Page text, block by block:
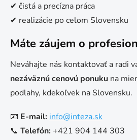
✔ čistá a precízna práca
✔ realizácie po celom Slovensku
Máte záujem o
Neváhajte nás kontaktovať a radi
nezáväznú cenovú ponuku na
podlahy, kdekoľvek na Slovensku.
📧 E-mail: info@inteza.sk
📞 Telefón:+421 904 144 303